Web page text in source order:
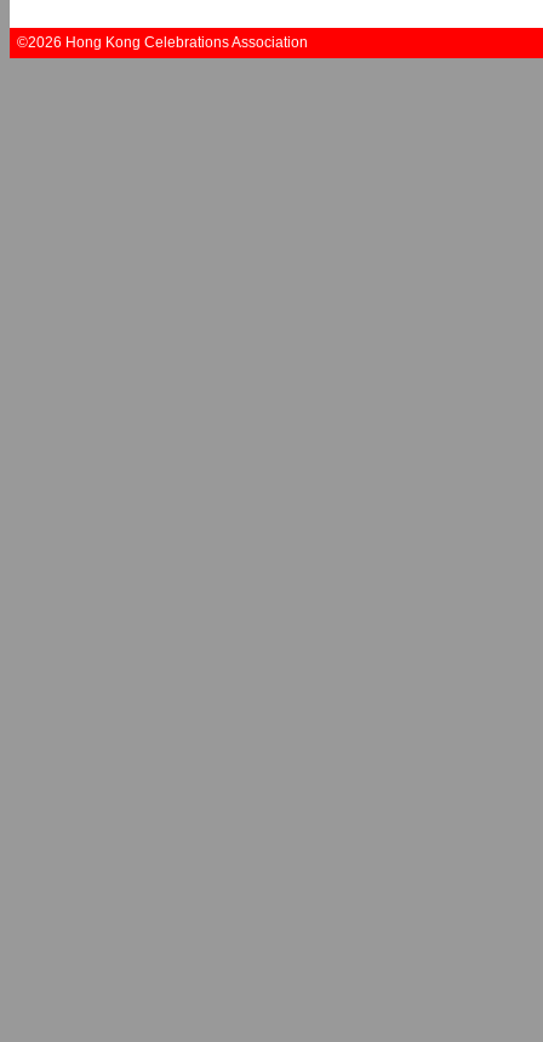
©2026 Hong Kong Celebrations Association